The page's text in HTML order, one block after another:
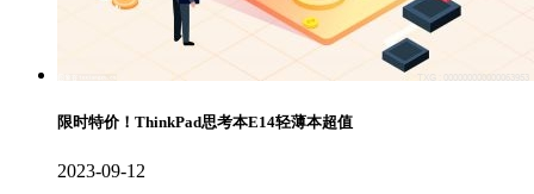
限时特价！ThinkPad思考本E14轻薄本超值
2023-09-12